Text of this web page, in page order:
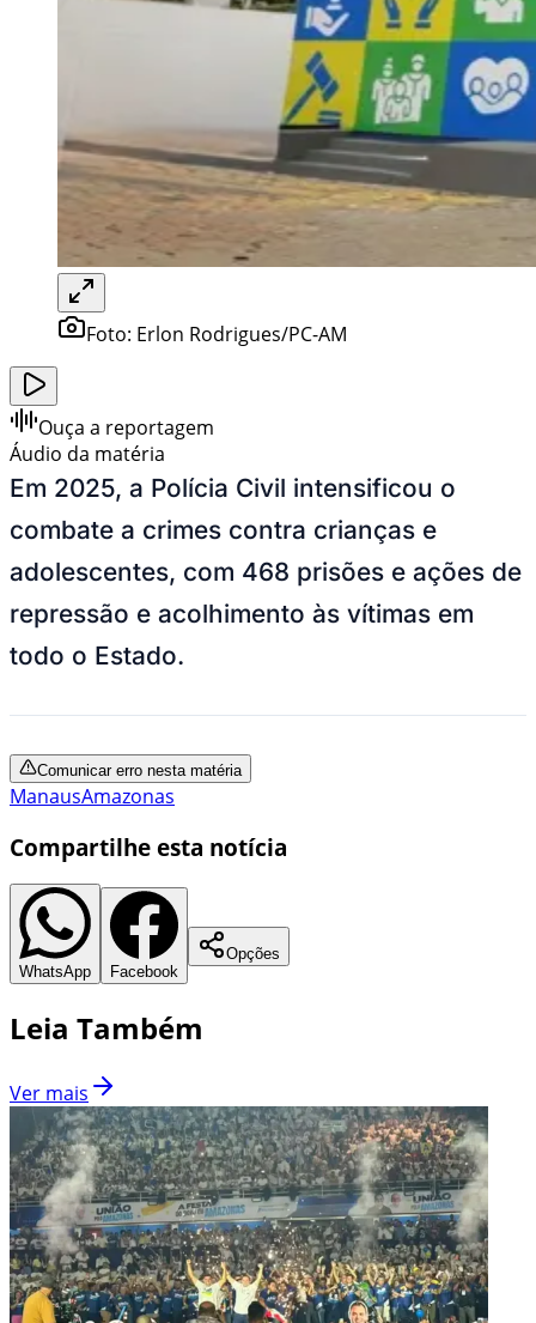
Foto: Erlon Rodrigues/PC-AM
Ouça a reportagem
Áudio da matéria
Em 2025, a Polícia Civil intensificou o
combate a crimes contra crianças e
adolescentes, com 468 prisões e ações de
repressão e acolhimento às vítimas em
todo o Estado.
Comunicar erro nesta matéria
ManausAmazonas
Compartilhe esta notícia
WhatsApp Facebook
Opções
Leia Também
Ver mais